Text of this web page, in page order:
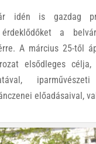
idén is gazdag
a
A március 25-től
elsődleges
előadásaival,